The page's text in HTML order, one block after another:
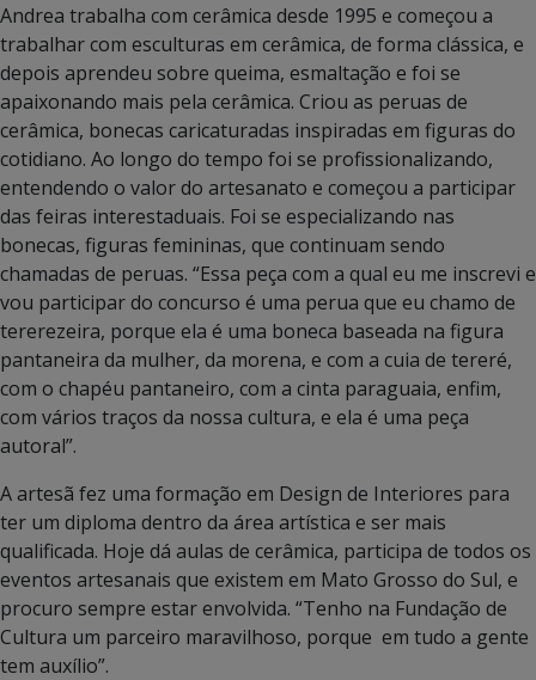
Andrea trabalha com cerâmica desde 1995 e começou a
trabalhar com esculturas em cerâmica, de forma clássica, e
depois aprendeu sobre queima, esmaltação e foi se
apaixonando mais pela cerâmica. Criou as peruas de
cerâmica, bonecas caricaturadas inspiradas em figuras do
cotidiano. Ao longo do tempo foi se profissionalizando,
entendendo o valor do artesanato e começou a participar
das feiras interestaduais. Foi se especializando nas
bonecas, figuras femininas, que continuam sendo
chamadas de peruas. “Essa peça com a qual eu me inscrevi e
vou participar do concurso é uma perua que eu chamo de
tererezeira, porque ela é uma boneca baseada na figura
pantaneira da mulher, da morena, e com a cuia de tereré,
com o chapéu pantaneiro, com a cinta paraguaia, enfim,
com vários traços da nossa cultura, e ela é uma peça
autoral”.
A artesã fez uma formação em Design de Interiores para
ter um diploma dentro da área artística e ser mais
qualificada. Hoje dá aulas de cerâmica, participa de todos os
eventos artesanais que existem em Mato Grosso do Sul, e
procuro sempre estar envolvida. “Tenho na Fundação de
Cultura um parceiro maravilhoso, porque em tudo a gente
tem auxílio”.